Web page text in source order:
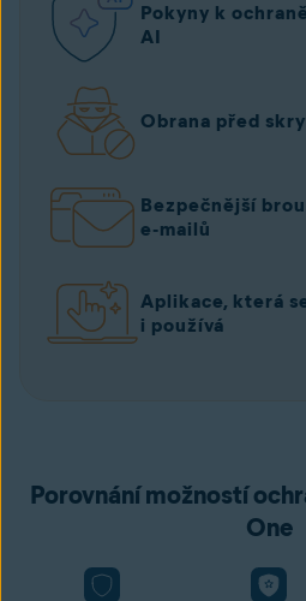
Pokyny k
AI
Obrana před
Bezpečnější
e‑mailů
Aplikace, která
i používá
Porovnání možností
One